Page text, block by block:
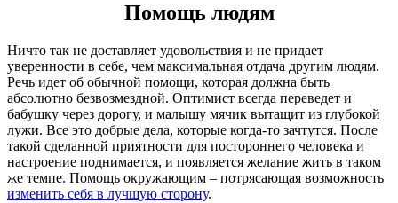
Помощь людям
Ничто так не доставляет удовольствия и не придает
уверенности в себе, чем максимальная отдача другим людям.
Речь идет об обычной помощи, которая должна быть
абсолютно безвозмездной. Оптимист всегда переведет и
бабушку через дорогу, и малышу мячик вытащит из глубокой
лужи. Все это добрые дела, которые когда-то зачтутся. После
такой сделанной приятности для постороннего человека и
настроение поднимается, и появляется желание жить в таком
же темпе. Помощь окружающим – потрясающая возможность
изменить себя в лучшую сторону.